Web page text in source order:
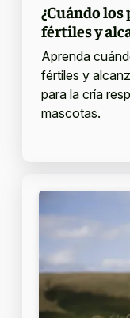
¿Cuándo
fértiles y
Aprenda
fértiles y
para la cría
mascotas.